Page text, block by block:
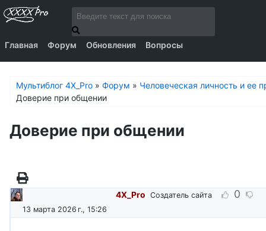
Главная Форум Обновления Вопросы
Мультиблог 4X_Pro » Форум » Человеческая личность и ее
Доверие при общении
Доверие при общении
4X_Pro Создатель сайта 0
13 марта 2026 г., 15:26